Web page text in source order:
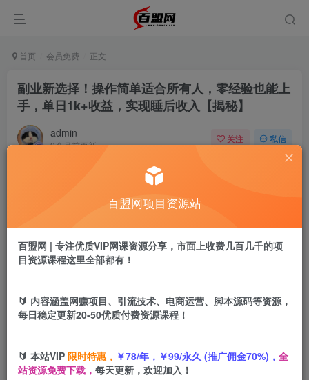
首页 会员免费 正文
副业新选择！操作简单适合所有人，零经验也能上
手，单日1k+收益，实现睡后收入【揭秘】
admin
9个月前更新
关注 私信
盟币 9.9
立即购买
副业新选择！操作简单适合所有人，零经验也能上手，单日
百盟网项目资源站
百盟网 | 专注优质VIP网课资源分享，市面上收费几百几千的项
目资源课程这里全部都有！
🔰 内容涵盖网赚项目、引流技术、电商运营、脚本源码等资源，
每日稳定更新20-50优质付费资源课程！
🔰 本站VIP 限时特惠， ￥78/年，￥99/永久 (推广佣金70%)， 全
站资源免费下载， 每天更新，欢迎加入！